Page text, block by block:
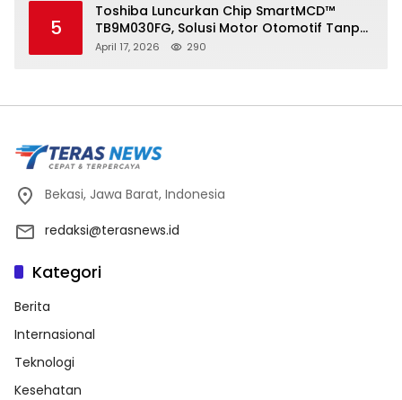
5
Toshiba Luncurkan Chip SmartMCD™
TB9M030FG, Solusi Motor Otomotif Tanpa
Sensor di Kecepatan Nol
April 17, 2026 290
Bekasi, Jawa Barat, Indonesia
redaksi@terasnews.id
Kategori
Berita
Internasional
Teknologi
Kesehatan